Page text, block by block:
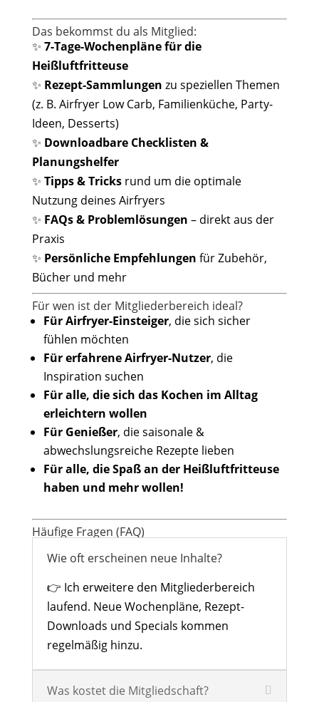
Das bekommst du als Mitglied:
✨ 7-Tage-Wochenpläne für die
Heißluftfritteuse
✨ Rezept-Sammlungen zu speziellen Themen
(z. B. Airfryer Low Carb, Familienküche, Party-
Ideen, Desserts)
✨ Downloadbare Checklisten &
Planungshelfer
✨ Tipps & Tricksrund um die optimale
Nutzung deines Airfryers
✨ FAQs & Problemlösungen – direkt aus der
Praxis
✨ Persönliche Empfehlungen für Zubehör,
Bücher und mehr
Für wen ist der Mitgliederbereich ideal?
Für Airfryer-Einsteiger, die sich sicher
fühlen möchten
Für erfahrene Airfryer-Nutzer, die
Inspiration suchen
Für alle, die sich das Kochen im Alltag
erleichtern wollen
Für Genießer, die saisonale &
abwechslungsreiche Rezepte lieben
Für alle, die Spaß an der Heißluftfritteuse
haben und mehr wollen!
Häufige Fragen (FAQ)
Wie oft erscheinen neue Inhalte?
👉 Ich erweitere den Mitgliederbereich
laufend. Neue Wochenpläne, Rezept-
Downloads und Specials kommen
regelmäßig hinzu.
Was kostet die Mitgliedschaft?